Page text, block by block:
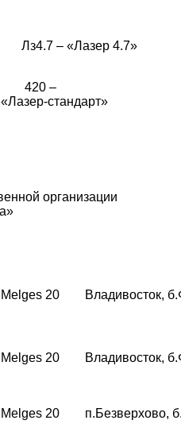
– «Лазер 4.7»
420 –
организации
Melges 20 Владивосток,
Melges 20 Владивосток,
Melges 20 п.Безверхово,